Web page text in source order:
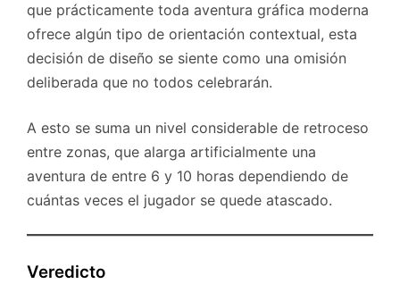
que prácticamente toda aventura gráfica moderna
ofrece algún tipo de orientación contextual, esta
decisión de diseño se siente como una omisión
deliberada que no todos celebrarán.
A esto se suma un nivel considerable de retroceso
entre zonas, que alarga artificialmente una
aventura de entre 6 y 10 horas dependiendo de
cuántas veces el jugador se quede atascado.
Veredicto